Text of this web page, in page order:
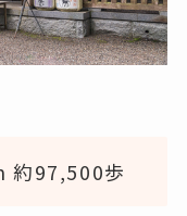
約97,500歩